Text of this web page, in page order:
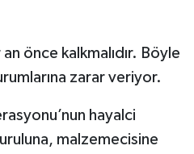
önce kalkmalıdır. Böyle
zarar veriyor.
hayalci
malzemecisine